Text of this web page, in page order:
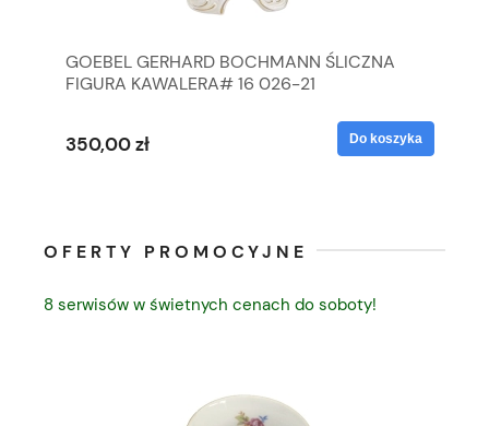
GOEBEL GERHARD BOCHMANN ŚLICZNA
FIGURA KAWALERA# 16 026-21
350,00 zł Do koszyka
OFERTY PROMOCYJNE
8 serwisów w świetnych cenach do soboty!